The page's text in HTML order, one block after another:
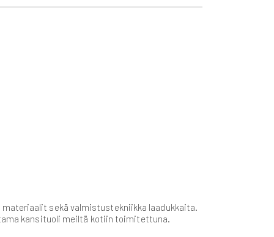
sekä valmistustekniikka laadukkaita.
kansituoli meiltä kotiin toimitettuna.